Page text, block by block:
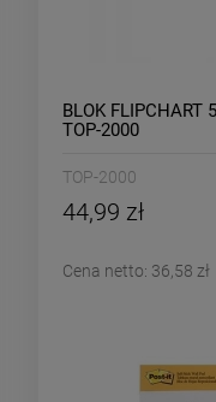
BLOK FLIPCHART
TOP-2000
TOP-2000
44,99 zł
Cena netto: 36,58 zł